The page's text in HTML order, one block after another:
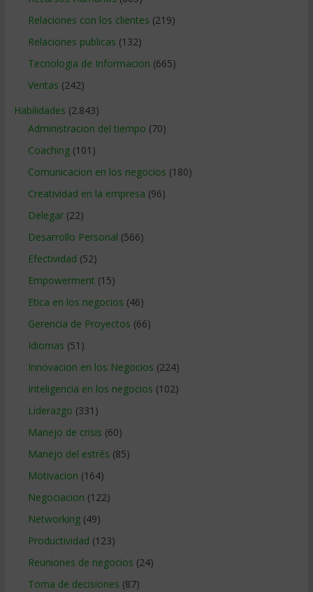
Relaciones con los clientes (219)
Relaciones publicas (132)
Tecnologia de Informacion (665)
Ventas (242)
Habilidades (2.843)
Administracion del tiempo (70)
Coaching(101)
Comunicacion en los negocios (180)
Creatividad en la empresa (96)
Delegar(22)
Desarrollo Personal (566)
Efectividad (52)
Empowerment (15)
Etica en los negocios (46)
Gerencia de Proyectos (66)
Idiomas (51)
Innovacion en los Negocios (224)
Inteligencia en los negocios (102)
Liderazgo (331)
Manejo de crisis (60)
Manejo del estrés (85)
Motivacion (164)
Negociacion (122)
Networking(49)
Productividad (123)
Reuniones de negocios (24)
Toma de decisiones (87)